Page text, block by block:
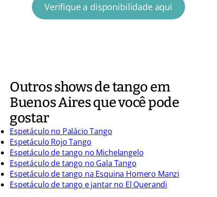
Verifique a disponibilidade aqui
Outros shows de tango em
Buenos Aires que você pode
gostar
Espetáculo no Palácio Tango
Espetáculo Rojo Tango
Espetáculo de tango no Michelangelo
Espetáculo de tango no Gala Tango
Espetáculo de tango na Esquina Homero Manzi
Espetáculo de tango e jantar no El Querandi